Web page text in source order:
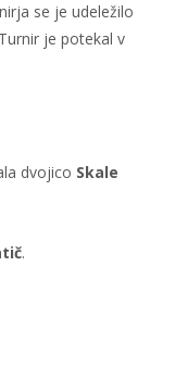
se je udeležilo
je potekal v
dvojico Skale
.